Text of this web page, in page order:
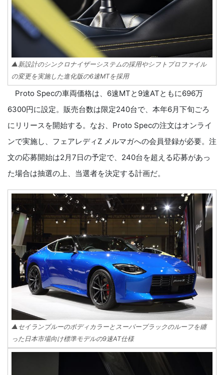
▲新設計のシンクロナイザーシステムの採用やシフトプロファイル
の変更を実施した進化版の6速MTを採用
Proto Specの車両価格は、6速MTと9速ATともに696万
6300円に設定。販売台数は限定240台で、本年6月下旬ごろ
にリリースを開始する。なお、Proto Specの注文はオンライ
ンで実施し、フェアレディZ メルマガへの会員登録が必要。注
文の応募開始は2月7日の予定で、240台を超える応募があっ
た場合は抽選の上、当選者を決定する計画だ。
▲セイランブルーのボディカラーとスーパーブラックのルーフを纏
った日本市場向け標準モデルの9速AT仕様